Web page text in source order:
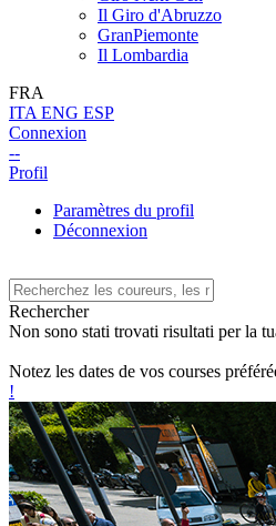
Il Giro d'Abruzzo
GranPiemonte
Il Lombardia
FRA
ITA ENG ESP
Connexion
--
Profil
Paramètres du profil
Déconnexion
Rechercher
Non sono stati trovati risultati per la
Notez les dates de vos courses
!